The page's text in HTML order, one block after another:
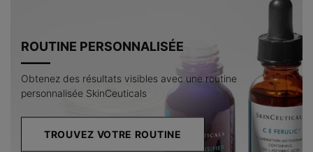
ROUTINE PERSONNALISÉE
Obtenez des résultats visibles avec une routine
personnalisée SkinCeuticals
TROUVEZ VOTRE ROUTINE